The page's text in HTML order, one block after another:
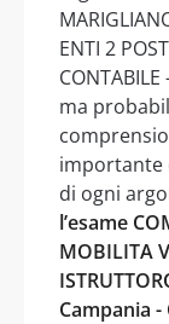
ENTI 2
ma
importante
di ogni
l’esame
MOBILITA
Campania